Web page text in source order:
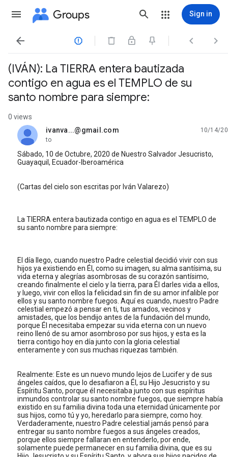
Groups Sign in
   
(IVÁN): La TIERRA entera bautizada
contigo en agua es el TEMPLO de su
santo nombre para siempre:
0 views
ivanva...@gmail.com
unread,
10/14/20
to
Sábado, 10 de Octubre, 2020 de Nuestro Salvador Jesucristo,
Guayaquil, Ecuador-Iberoamérica
(Cartas del cielo son escritas por Iván Valarezo)
La TIERRA entera bautizada contigo en agua es el TEMPLO de
su santo nombre para siempre:
El día llego, cuando nuestro Padre celestial decidió vivir con sus
hijos ya existiendo en Él, como su imagen, su alma santísima, su
vida eterna y alegrías asombrosas de su corazón santísimo,
creando finalmente el cielo y la tierra, para Él darles vida a ellos,
y luego, vivir con ellos la felicidad sin fin de su amor infalible por
ellos y su santo nombre fuegos. Aquí es cuando, nuestro Padre
celestial empezó a pensar en ti, tus amados, vecinos y
amistades, que los bendijo antes de la fundación del mundo,
porque Él necesitaba empezar su vida eterna con un nuevo
reino llenó de su amor asombroso por sus hijos, y esta es la
tierra contigo hoy en día junto con la gloria celestial
enteramente y con sus muchas riquezas también.
Realmente: Este es un nuevo mundo lejos de Lucifer y de sus
ángeles caídos, que lo desafiaron a Él, su Hijo Jesucristo y su
Espíritu Santo, porque él necesitaba junto con sus espíritus
inmundos controlar su santo nombre fuegos, que siempre había
existido en su familia divina toda una eternidad únicamente por
sus hijos, como tú y yo, heredarlo para siempre, como hoy.
Verdaderamente, nuestro Padre celestial jamás pensó para
entregar su santo nombre fuegos a sus ángeles creados,
porque ellos siempre fallaran en entenderlo, por ende,
solamente puede permanecer en su familia divina, que es su